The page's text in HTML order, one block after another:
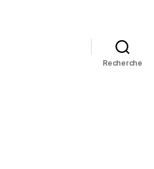
Recherche